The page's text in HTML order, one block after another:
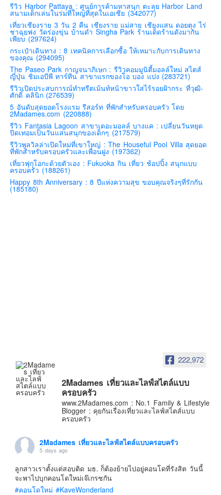
สเปน
โครเอเชีย
สโลเวเนีย
มอนเตรเนโกร
บอสเนียและเฮอร์เซโกวีน่า
ญี่ปุ่น
คันโต-โตเกียวและรอบๆ
คันไซ-โอซาก้า เกียวโต
คิวชู – ฟุกุโอกะ ซางะ เปปปุ ยุฟุอิน นางาซากิ
ฟูจิ
ฮอกไกโด
เอเชีย
สิงคโปร์
ไต้หวัน
ฟิลิปปินส์
ออสเตรเลีย
ร้านอร่อย
บทความครอบครัว
Beauty Review
รีวิวสายการบิน
รีวิว Harbor Pattaya : ศูนย์การค้ามหาสนุก ตะลุย Harbor Land
สนามเด็กเล่นในร่มที่ใหญ่ที่สุดในเอเชีย (342077)
เที่ยวเชียงราย 3 วัน 2 คืน เชียงราย แม่สาย เชียงแสน ดอยตุง ไร่
ชาฉุยฟง วัดร่องขุ่น บ้านดำ Singha Park ร้านเด็ดร้านดังมากัน
เพียบ (297624)
กระเป๋าเดินทาง : 8 เทคนิคการเลือกซื้อ ให้เหมาะกับการเดินทาง
ของคุณ (294095)
The Paseo Park กาญจนาภิเษก : รีวิวคอมมูนิตี้มอลล์ใหม่ สไตส์
ญี่ปุ่น ชิมเอบีพี ทาร์ทีน สาขาแรกของโอ บอง แปง (283721)
รีวิวเปิดประสบการณ์ทำทรีตเม้นท์หน้าขาวใสไร้รอยฝ้ากระ ที่วุฒิ-
ศักดิ์ คลินิก (276539)
5 อันดับสุดยอดโรงแรม รีสอร์ท ที่พักสำหรับครอบครัว โดย
2Madames.com (220888)
รีวิว Fantasia Lagoon สาขาเดอะมอลล์ บางแค : เปลี่ยนวันหยุด
ปิดเทอมเป็นวันแสนสนุกของเด็กๆ (217579)
รีวิวพูลวิลล่าเปิดใหม่ที่เขาใหญ่ : The Houseful Pool Villa สุดยอด
ที่พักสำหรับครอบครัวและเพื่อนฝูง (197362)
เที่ยวฟุกุโอกะด้วยตัวเอง : Fukuoka กิน เที่ยว ช้อปปิ้ง สนุกแบบ
ครอบครัว (188261)
Happy 8th Anniversary : 8 ปีแห่งความสุข ขอบคุณจริงๆที่รักกัน
(185180)
222,972
2Madames เที่ยวและไลฟ์สไตล์แบบ
ครอบครัว
www.2Madames.com : No.1 Family & Lifestyle
Blogger : คุยกันเรื่องเที่ยวและไลฟ์สไตส์แบบ
ครอบครัว
2Madames เที่ยวและไลฟ์สไตล์แบบครอบครัว
5 days ago
ลูกสาวเราตั้งแต่สอบติด มธ. ก็ต้องย้ายไปอยู่คอนโดที่รังสิต วันนี้
จะพาไปบุกคอนโดใหม่เจ๊เกรซกัน
#คอนโดใหม่ #KaveWonderland